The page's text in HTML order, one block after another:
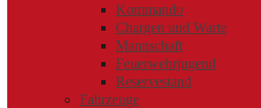
Kommando
Chargen und Warte
Mannschaft
Feuerwehrjugend
Reservestand
Fahrzeuge